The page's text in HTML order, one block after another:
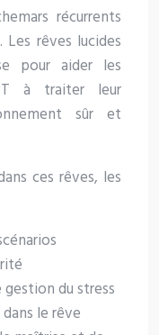
récurrents
Les rêves lucides
pour aider les
à traiter leur
sûr et
ces rêves, les
du stress
le rêve